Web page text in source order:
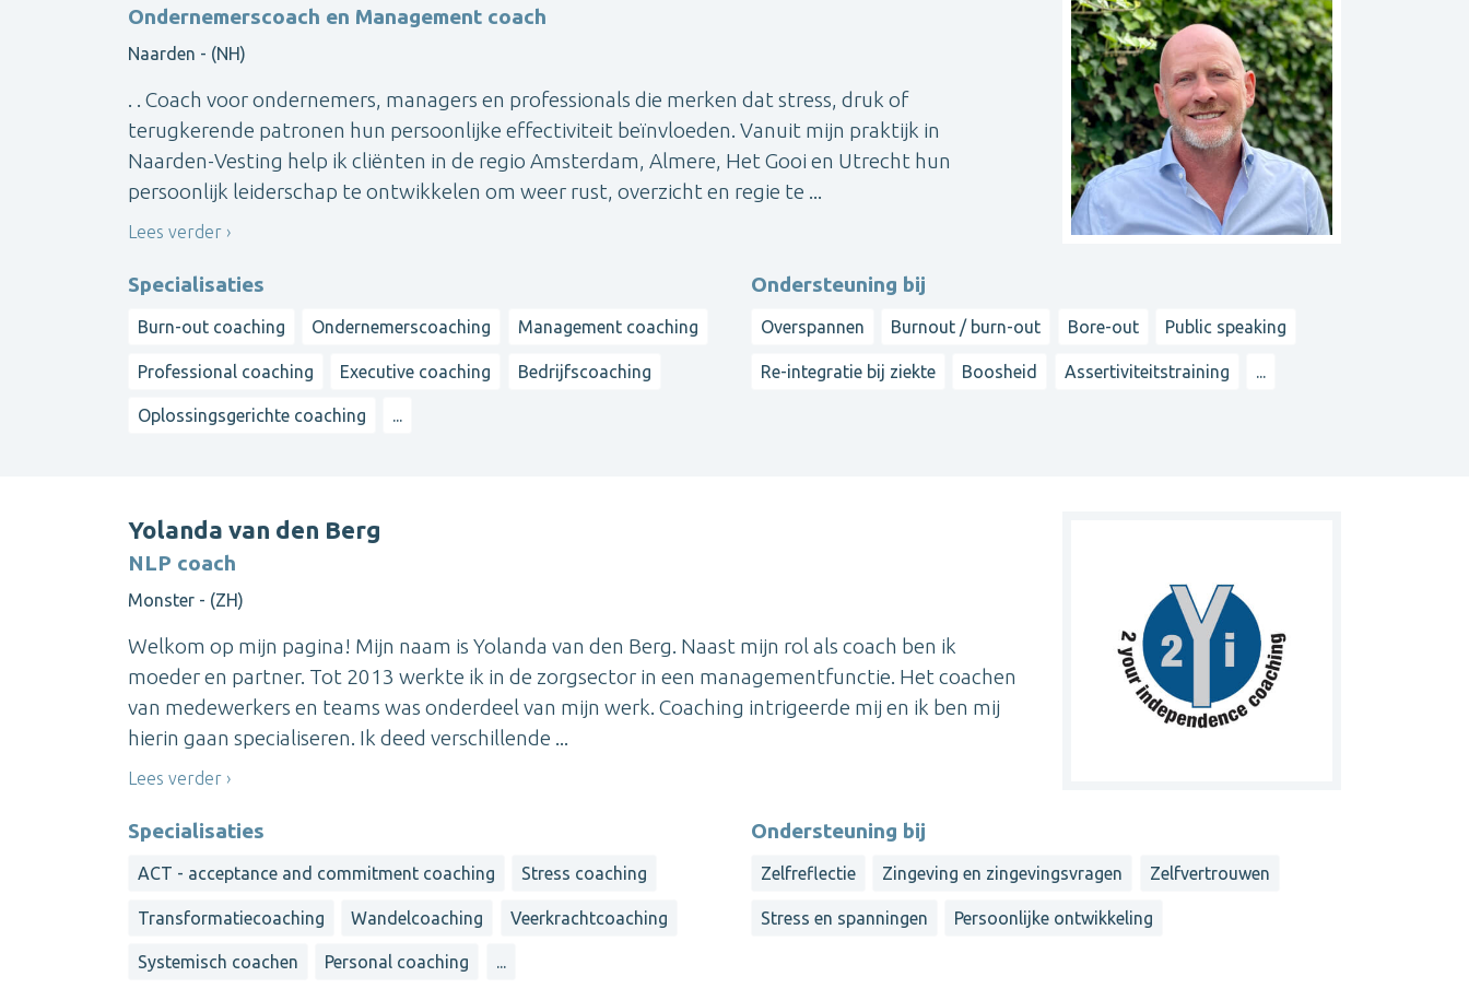
Ondernemerscoach en Management coach
Naarden - (NH)
. . Coach voor ondernemers, managers en professionals die merken dat stress, druk of
terugkerende patronen hun persoonlijke effectiviteit beïnvloeden. Vanuit mijn praktijk in
Naarden-Vesting help ik cliënten in de regio Amsterdam, Almere, Het Gooi en Utrecht hun
persoonlijk leiderschap te ontwikkelen om weer rust, overzicht en regie te ...
Lees verder
Specialisaties
Burn-out coaching Ondernemerscoaching Management coaching
Professional coaching Executive coaching Bedrijfscoaching
Oplossingsgerichte coaching ...
Ondersteuning bij
Overspannen Burnout / burn-out Bore-out Public speaking
Re-integratie bij ziekte Boosheid Assertiviteitstraining ...
Yolanda van den Berg
NLP coach
Monster - (ZH)
Welkom op mijn pagina! Mijn naam is Yolanda van den Berg. Naast mijn rol als coach ben ik
moeder en partner. Tot 2013 werkte ik in de zorgsector in een managementfunctie. Het coachen
van medewerkers en teams was onderdeel van mijn werk. Coaching intrigeerde mij en ik ben mij
hierin gaan specialiseren. Ik deed verschillende ...
Lees verder
Specialisaties
ACT - acceptance and commitment coaching Stress coaching
Transformatiecoaching Wandelcoaching Veerkrachtcoaching
Systemisch coachen Personal coaching ...
Ondersteuning bij
Zelfreflectie Zingeving en zingevingsvragen Zelfvertrouwen
Stress en spanningen Persoonlijke ontwikkeling